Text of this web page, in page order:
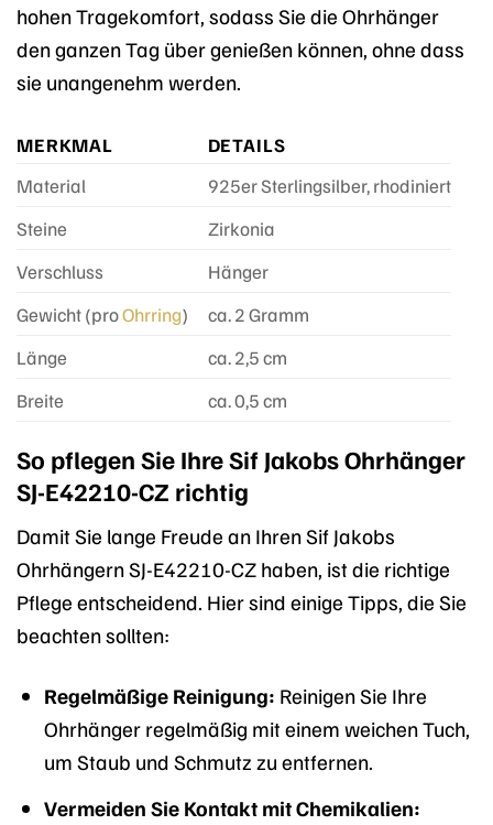
hohen Tragekomfort, sodass Sie die Ohrhänger
den ganzen Tag über genießen können, ohne dass
sie unangenehm werden.
MERKMAL
DETAILS
Material
925er Sterlingsilber, rhodiniert
Steine
Zirkonia
Verschluss
Hänger
Gewicht (proOhrring)
ca. 2 Gramm
Länge
ca. 2,5 cm
Breite
ca. 0,5 cm
So pflegen Sie Ihre Sif Jakobs Ohrhänger
SJ-E42210-CZ richtig
Damit Sie lange Freude an Ihren Sif Jakobs
Ohrhängern SJ-E42210-CZ haben, ist die richtige
Pflege entscheidend. Hier sind einige Tipps, die Sie
beachten sollten:
Regelmäßige Reinigung: Reinigen Sie Ihre
Ohrhänger regelmäßig mit einem weichen Tuch,
um Staub und Schmutz zu entfernen.
Vermeiden Sie Kontakt mit Chemikalien: